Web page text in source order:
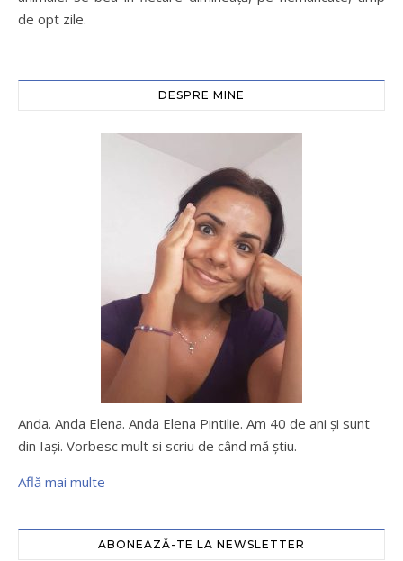
de opt zile.
DESPRE MINE
Anda. Anda Elena. Anda Elena Pintilie. Am 40 de ani şi sunt
din Iaşi. Vorbesc mult si scriu de când mă ştiu.
Află mai multe
ABONEAZĂ-TE LA NEWSLETTER